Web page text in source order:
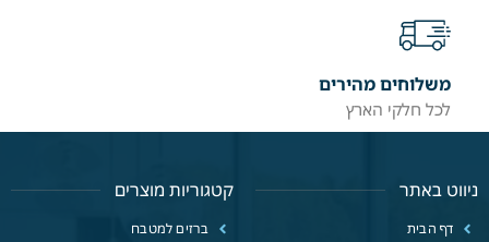
משלוחים מהירים
לכל חלקי הארץ
ניווט באתר
דף הבית
קטגוריות מוצרים
ברזים למטבח